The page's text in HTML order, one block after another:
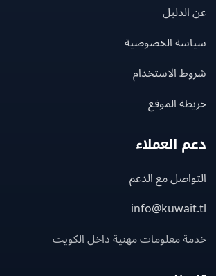
الخصوصية
الاستخدام
الموقع
العملاء
مع الدعم
معلومات مهنية داخل الكويت